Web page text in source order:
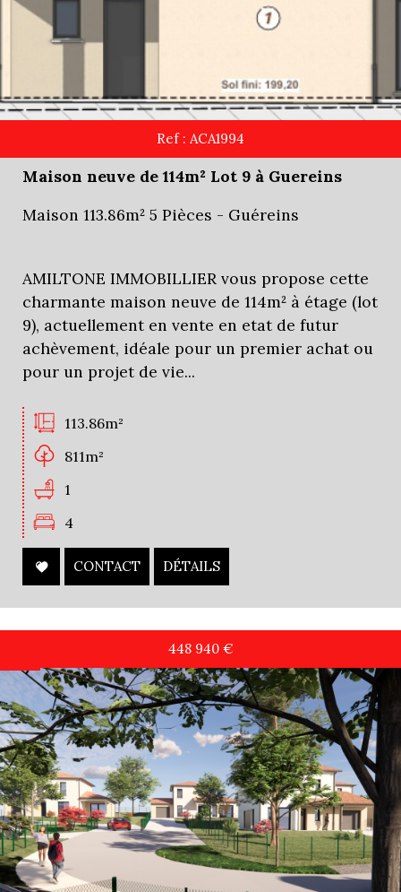
Ref : ACA1994
Maison neuve de 114m² Lot 9 à Guereins
Maison 113.86m² 5 Pièces - Guéreins
AMILTONE IMMOBILLIER vous propose cette
charmante maison neuve de 114m² à étage (lot
9), actuellement en vente en etat de futur
achèvement, idéale pour un premier achat ou
pour un projet de vie...
113.86m²
811m²
1
4
CONTACT DÉTAILS
448 940 €